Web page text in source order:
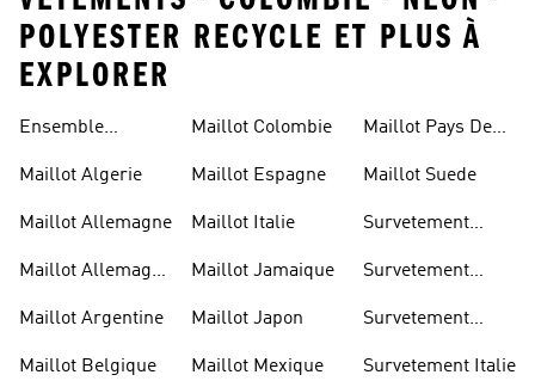
POLYESTER RECYCLE ET PLUS À
EXPLORER
Ensemble
Maillot Algerie
Maillot Allemagne
Maillot Allemagne
Maillot Argentine
Maillot Belgique
Maillot Colombie
Maillot Espagne
Maillot Italie
Maillot Jamaique
Maillot Japon
Maillot Mexique
Maillot Pays De
Maillot Suede
Survetement
Survetement
Survetement
Survetement Italie